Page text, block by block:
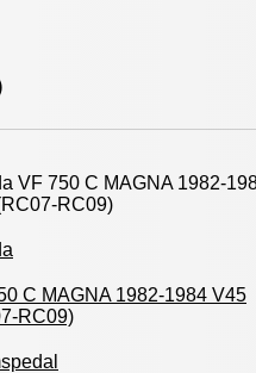
VF 750 C MAGNA 1982-
RC09)
C MAGNA 1982-1984 V45
RC09)